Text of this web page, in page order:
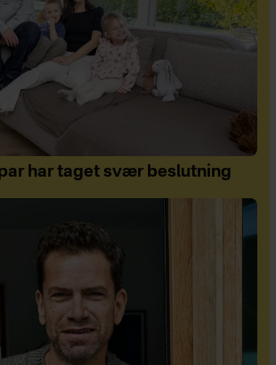
har taget svær beslutning